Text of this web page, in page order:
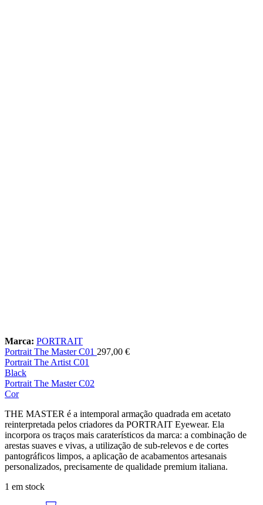
Marca: PORTRAIT
Portrait The Master C01 297,00 €
Portrait The Artist C01
Black
Portrait The Master C02
Cor
THE MASTER é a intemporal armação quadrada em acetato
reinterpretada pelos criadores da PORTRAIT Eyewear. Ela
incorpora os traços mais caraterísticos da marca: a combinação de
arestas suaves e vivas, a utilização de sub-relevos e de cortes
pantográficos limpos, a aplicação de acabamentos artesanais
personalizados, precisamente de qualidade premium italiana.
1 em stock